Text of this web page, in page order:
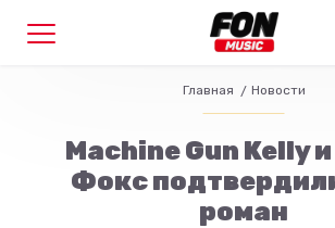
Главная Новости
Machine Gun Kelly
Фокс
роман